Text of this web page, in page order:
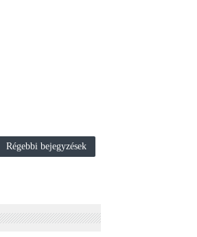
Régebbi bejegyzések